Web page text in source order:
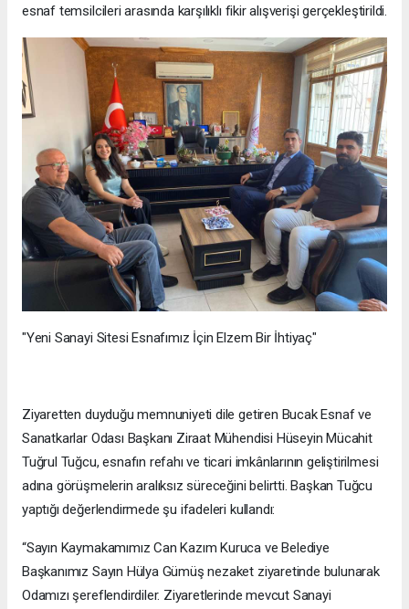
esnaf temsilcileri arasında karşılıklı fikir alışverişi gerçekleştirildi.
"Yeni Sanayi Sitesi Esnafımız İçin Elzem Bir İhtiyaç"
Ziyaretten duyduğu memnuniyeti dile getiren Bucak Esnaf ve
Sanatkarlar Odası Başkanı Ziraat Mühendisi Hüseyin Mücahit
Tuğrul Tuğcu, esnafın refahı ve ticari imkânlarının geliştirilmesi
adına görüşmelerin aralıksız süreceğini belirtti. Başkan Tuğcu
yaptığı değerlendirmede şu ifadeleri kullandı:
“Sayın Kaymakamımız Can Kazım Kuruca ve Belediye
Başkanımız Sayın Hülya Gümüş nezaket ziyaretinde bulunarak
Odamızı şereflendirdiler. Ziyaretlerinde mevcut Sanayi